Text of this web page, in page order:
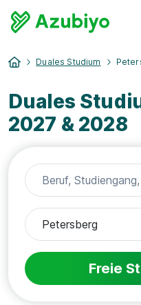
Duales Studium
Duales
2027 & 2028
Freie